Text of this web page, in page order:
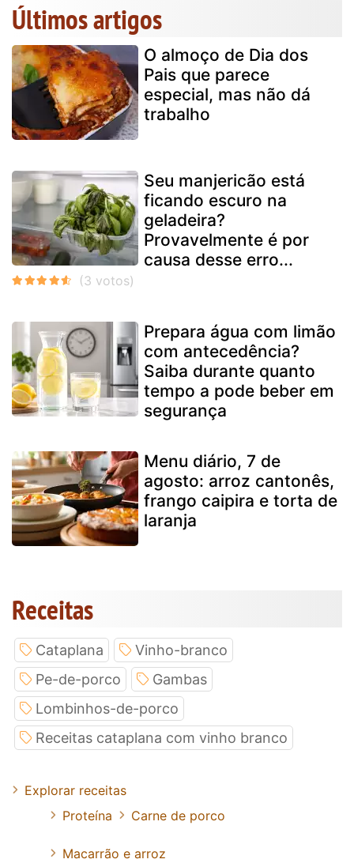
Últimos artigos
O almoço de Dia dos
Pais que parece
especial, mas não dá
trabalho
Seu manjericão está
ficando escuro na
geladeira?
Provavelmente é por
causa desse erro...
Prepara água com limão
com antecedência?
Saiba durante quanto
tempo a pode beber em
segurança
Menu diário, 7 de
agosto: arroz cantonês,
frango caipira e torta de
laranja
Receitas
Cataplana
Vinho-branco
Pe-de-porco
Gambas
Lombinhos-de-porco
Receitas cataplana com vinho branco
Explorar receitas
Proteína
Carne de porco
Macarrão e arroz